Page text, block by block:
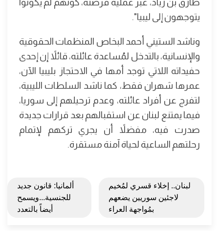
طارق بن زياد، عبر عملية قرصنة، كونهم لم يكونوا
يتوجهون إلى ليبيا".
وناشد الستيني أحمد البخاص المنظمات الحقوقية
والإنسانية، بالتدخل لمُساعدة عائلته، قائلاً إن إحدى
حفيداته اللاتي توجد أمها في الاحتجاز بليبيا الآن،
عمرها شهران فقط، كما ناشد السلطات الليبية،
لتفرج عن أفراد عائلته، وعدم ترحيلهم إلى سوريا،
فيما يمتنع لبنان عن استقبالهم بعد قرارات جديدة
صدرت فيه، مفضلاً أن يجري تركهم لإتمام
رحلتهم الساعية لحياة آمنة مستقرة.
لبنان.. إخلاء قسري لمُخيم
لاجئين سوريين يضعهم
بمُواجهة العراء
ألمانيا: قانون جديد
للجنسية...ويسمح
أيضاً بالتعدد